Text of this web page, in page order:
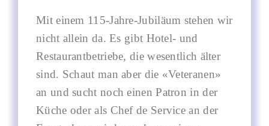
Mit einem 115-Jahre-Jubiläum stehen wir
nicht allein da. Es gibt Hotel- und
Restaurantbetriebe, die wesentlich älter
sind. Schaut man aber die «Veteranen»
an und sucht noch einen Patron in der
Küche oder als Chef de Service an der